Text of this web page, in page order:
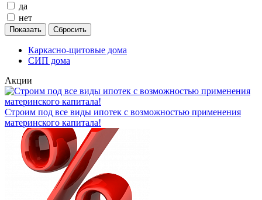
да
нет
Каркасно-щитовые дома
СИП дома
Акции
Строим под все виды ипотек с возможностью применения
материнского капитала!